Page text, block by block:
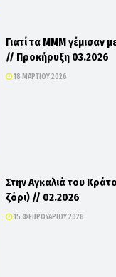
Γιατί τα ΜΜΜ γέμισαν
// Προκήρυξη 03.2026
18 ΜΑΡΤΊΟΥ 2026
Στην Αγκαλιά του
ζόρι) // 02.2026
15 ΦΕΒΡΟΥΑΡΊΟΥ 2026